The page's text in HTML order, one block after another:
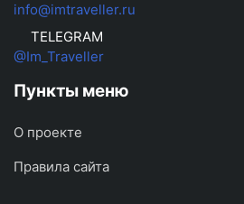
info@imtraveller.ru
TELEGRAM
@Im_Traveller
Пункты меню
О проекте
Правила сайта